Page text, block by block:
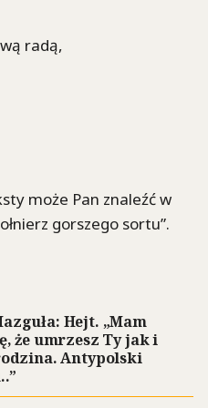
radą,
może Pan znaleźć w
gorszego sortu”.
Hejt. „Mam
że umrzesz Ty jak i
Antypolski